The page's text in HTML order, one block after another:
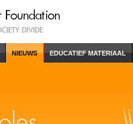
NIEUWS EDUCATIEF MATERIAAL